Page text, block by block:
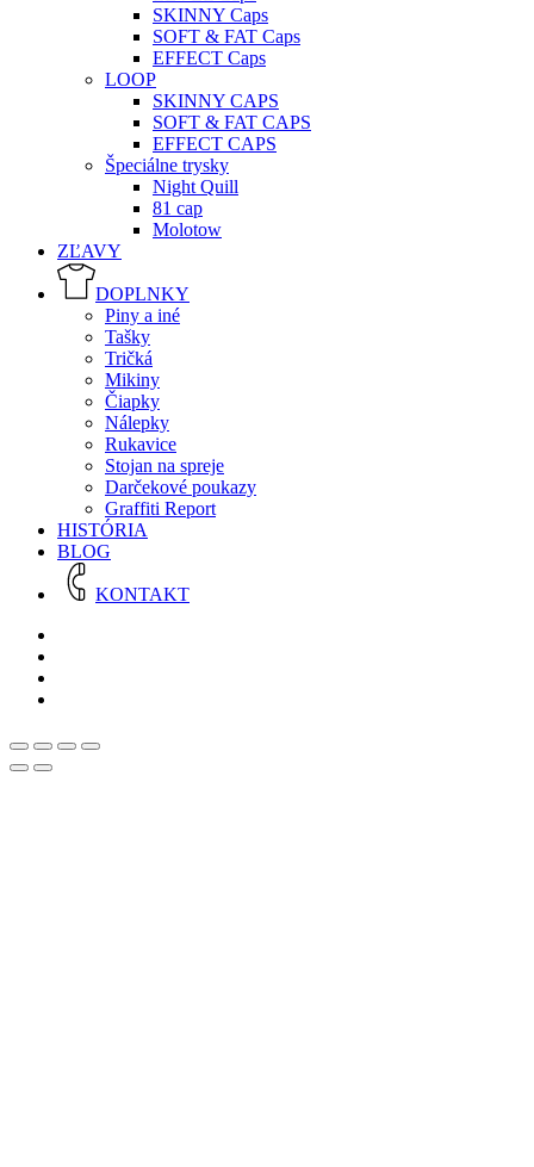
SKINNY Caps
SOFT & FAT Caps
EFFECT Caps
LOOP
SKINNY CAPS
SOFT & FAT CAPS
EFFECT CAPS
Špeciálne trysky
Night Quill
81 cap
Molotow
ZĽAVY
DOPLNKY
Piny a iné
Tašky
Tričká
Mikiny
Čiapky
Nálepky
Rukavice
Stojan na spreje
Darčekové poukazy
Graffiti Report
HISTÓRIA
BLOG
KONTAKT